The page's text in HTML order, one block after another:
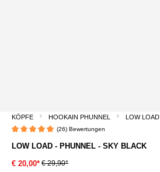
KÖPFE HOOKAIN PHUNNEL LOW LOAD
(26) Bewertungen
LOW LOAD - PHUNNEL - SKY BLACK
€ 20,00* € 29,90*